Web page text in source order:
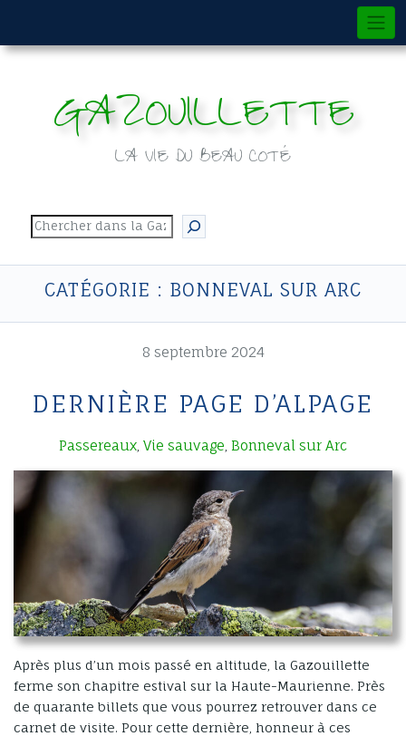
content
GAZOUILLETTE
LA VIE DU BEAU COTÉ
Rechercher
CATÉGORIE : BONNEVAL SUR ARC
8 septembre 2024
DERNIÈRE PAGE D’ALPAGE
Passereaux Vie sauvage Bonneval sur Arc
Après plus d’un mois passé en altitude, la Gazouillette
ferme son chapitre estival sur la Haute-Maurienne. Près
de quarante billets que vous pourrez retrouver dans ce
carnet de visite. Pour cette dernière, honneur à ces